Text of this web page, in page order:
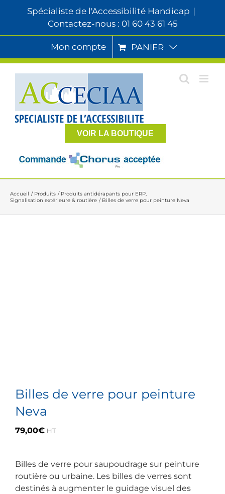
Spécialiste de l'Accessibilité Handicap |
Contactez-nous : 01 60 43 61 45
Mon compte PANIER
VOIR LA BOUTIQUE
Accueil Produits
Produits antidérapants pour ERP
Signalisation extérieure & routière
Billes de verre pour peinture Neva
Billes de verre pour peinture
Neva
79,00€ HT
Billes de verre pour saupoudrage sur peinture
routière ou urbaine. Les billes de verres sont
destinés à augmenter le guidage visuel des